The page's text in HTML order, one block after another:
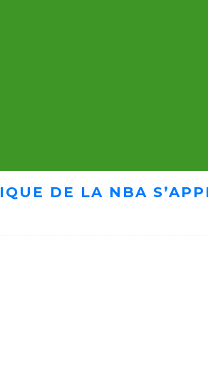
DE LA NBA